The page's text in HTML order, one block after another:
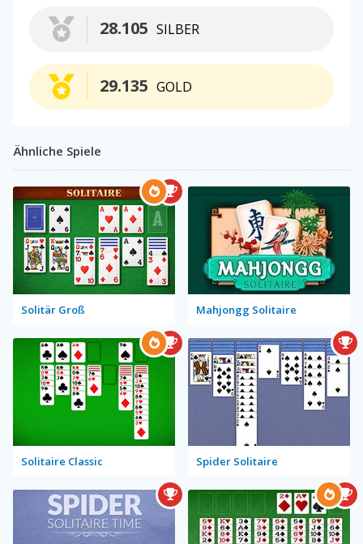
SILBER
28.105
GOLD
29.135
Ähnliche Spiele
Solitär Groß Mahjongg Solitaire
Solitaire Classic Spider Solitaire